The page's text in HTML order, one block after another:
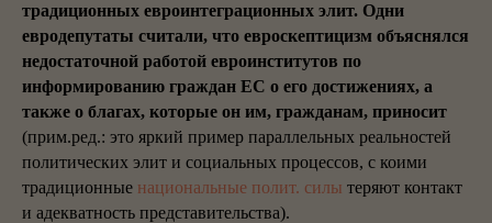
традиционных евроинтеграционных элит. Одни
евродепутаты считали, что евроскептицизм объяснялся
недостаточной работой евроинститутов по
информированию граждан ЕС о его достижениях, а
также о благах, которые он им, гражданам, приносит
(прим.ред.: это яркий пример параллельных реальностей
политических элит и социальных процессов, с коими
традиционные национальные полит. силы теряют контакт
и адекватность представительства).